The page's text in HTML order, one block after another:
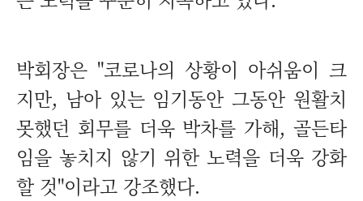
박회장은 "코로나의 상황이 아쉬움이 크
지만, 남아 있는 임기동안 그동안 원활치
못했던 회무를 더욱 박차를 가해, 골든타
임을 놓치지 않기 위한 노력을 더욱 강화
할 것"이라고 강조했다.